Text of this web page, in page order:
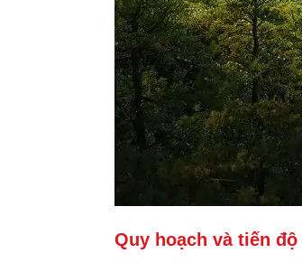
Quy hoạch và tiến